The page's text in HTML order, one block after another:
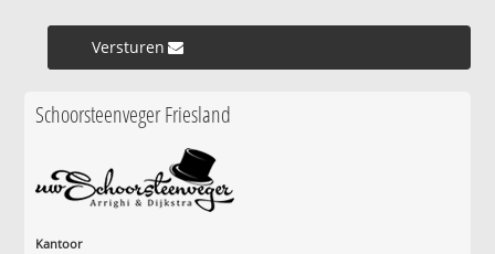
Versturen »
Schoorsteenveger Friesland
Kantoor